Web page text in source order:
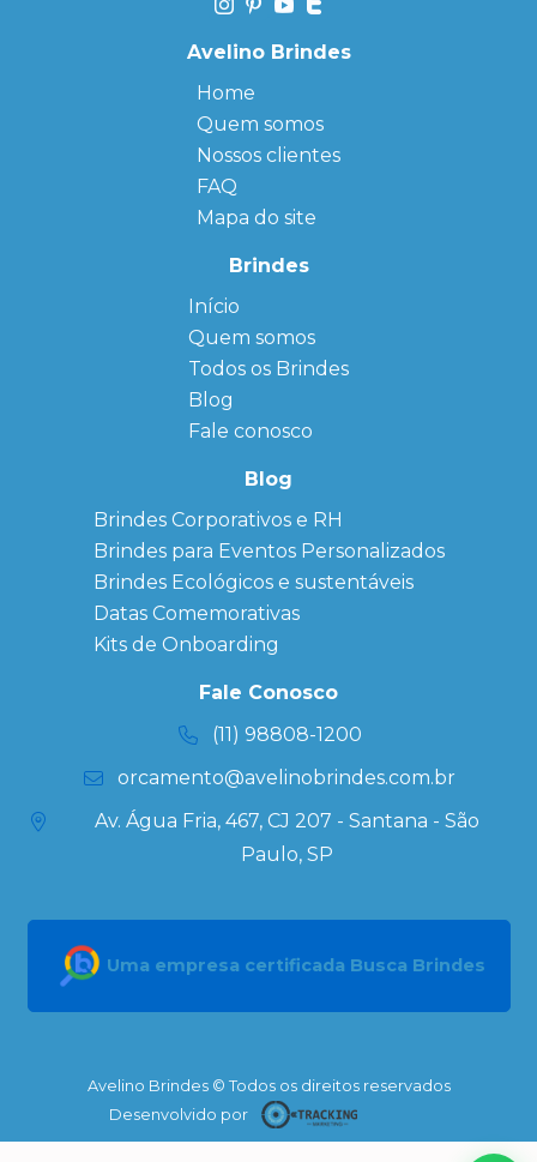
Avelino Brindes
Home
Quem somos
Nossos clientes
FAQ
Mapa do site
Brindes
Início
Quem somos
← Back
FAQ
Sitemap
Todos os Brindes
← Back
Agendas
Personalizadas
Personalizado
personalizados
Brindes
Corporativos
Copos Térmicos
Personalizados
Datas Especiais
Ecobag
Personalizada
Kits
Blog
Fale conosco
Blog
Brindes Corporativos e RH
Brindes para Eventos Personalizados
Brindes Ecológicos e sustentáveis
Datas Comemorativas
Kits de Onboarding
Fale Conosco
(11) 98808-1200
orcamento@avelinobrindes.com.br
Av. Água Fria, 467, CJ 207 - Santana - São
Paulo, SP
Uma empresa certificada Busca Brindes
Avelino Brindes © Todos os direitos reservados
Desenvolvido por